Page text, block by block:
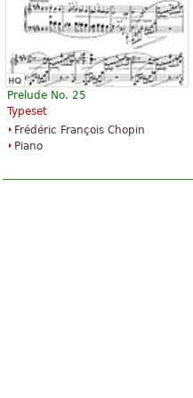
Prelude No. 25
Typeset
Frédéric François Chopin
Piano